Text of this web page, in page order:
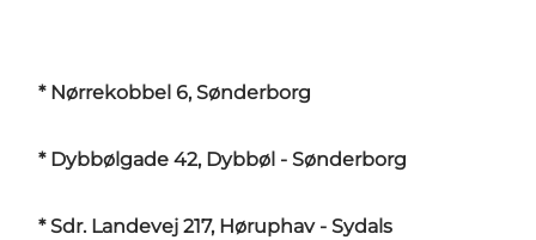
* Nørrekobbel 6, Sønderborg
* Dybbølgade 42, Dybbøl - Sønderborg
* Sdr. Landevej 217, Høruphav - Sydals